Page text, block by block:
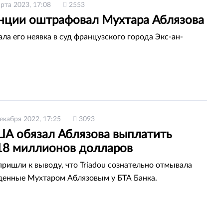
2023, 17:08 2553
оштрафовал Мухтара Аблязова
его неявка в суд французского города Экс-ан-
2022, 17:25 3093
обязал Аблязова выплатить
миллионов долларов
к выводу, что Triadou сознательно отмывала
Мухтаром Аблязовым у БТА Банка.